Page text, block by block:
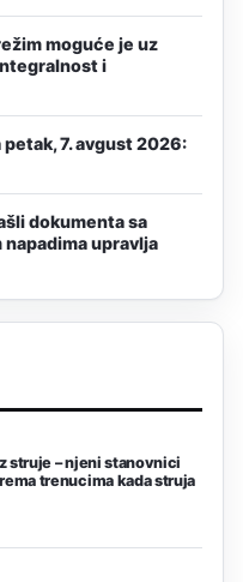
moguće je uz
i
7. avgust 2026:
dokumenta sa
upravlja
struje – njeni stanovnici
trenucima kada struja